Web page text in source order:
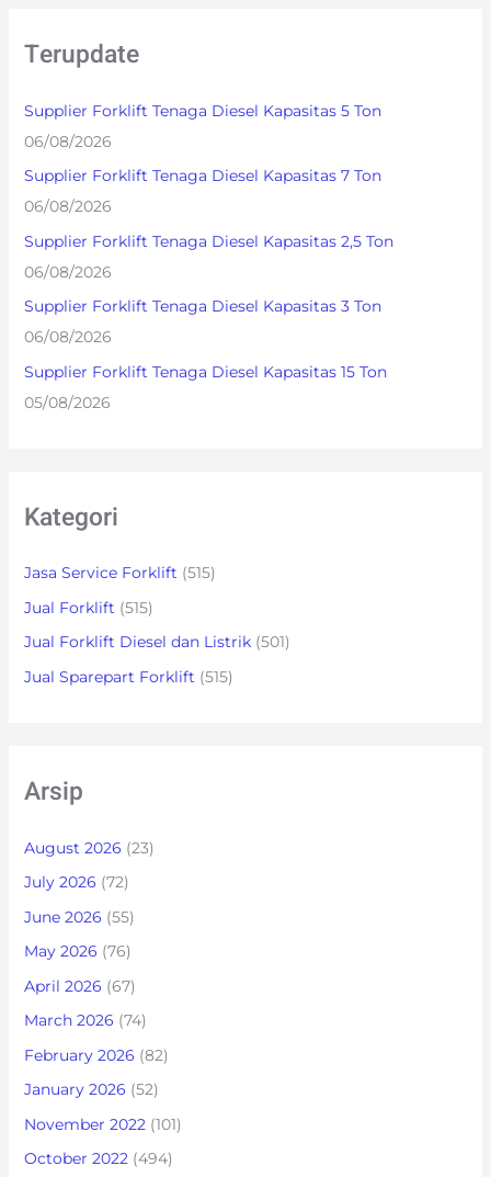
c
f
o
r
:
Terupdate
Supplier Forklift Tenaga Diesel Kapasitas 5 Ton
06/08/2026
Supplier Forklift Tenaga Diesel Kapasitas 7 Ton
06/08/2026
Supplier Forklift Tenaga Diesel Kapasitas 2,5 Ton
06/08/2026
Supplier Forklift Tenaga Diesel Kapasitas 3 Ton
06/08/2026
Supplier Forklift Tenaga Diesel Kapasitas 15 Ton
05/08/2026
Kategori
Jasa Service Forklift (515)
Jual Forklift (515)
Jual Forklift Diesel dan Listrik(501)
Jual Sparepart Forklift (515)
Arsip
August 2026 (23)
July 2026 (72)
June 2026 (55)
May 2026 (76)
April 2026 (67)
March 2026 (74)
February 2026 (82)
January 2026 (52)
November 2022(101)
October 2022(494)